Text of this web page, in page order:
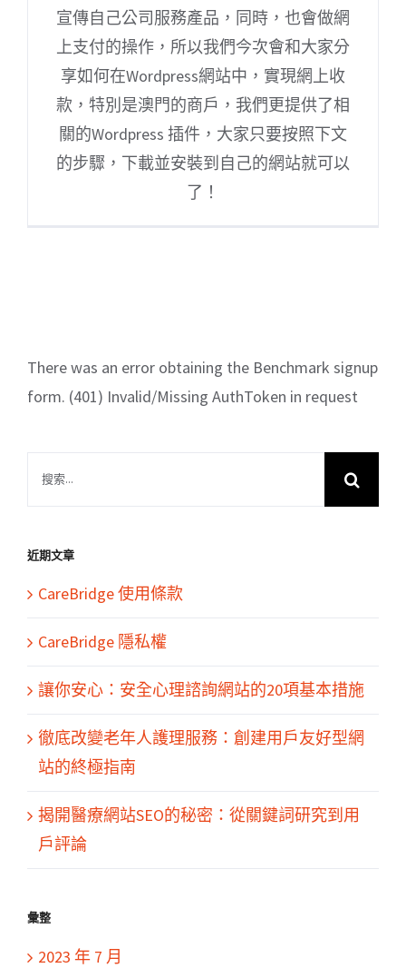
宣傳自己公司服務產品，同時，也會做網
上支付的操作，所以我們今次會和大家分
享如何在Wordpress網站中，實現網上收
款，特別是澳門的商戶，我們更提供了相
關的Wordpress 插件，大家只要按照下文
的步驟，下載並安裝到自己的網站就可以
了！
There was an error obtaining the Benchmark signup
form. (401) Invalid/Missing AuthToken in request
果：
近期文章
CareBridge 使用條款
CareBridge 隱私權
讓你安心：安全心理諮詢網站的20項基本措施
徹底改變老年人護理服務：創建用戶友好型網
站的終極指南
揭開醫療網站SEO的秘密：從關鍵詞研究到用
戶評論
彙整
2023 年 7 月